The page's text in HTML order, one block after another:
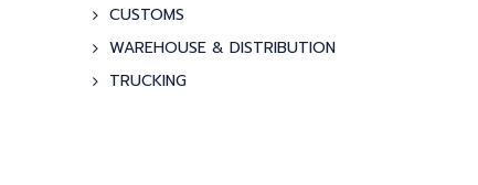
CUSTOMS
WAREHOUSE & DISTRIBUTION
TRUCKING